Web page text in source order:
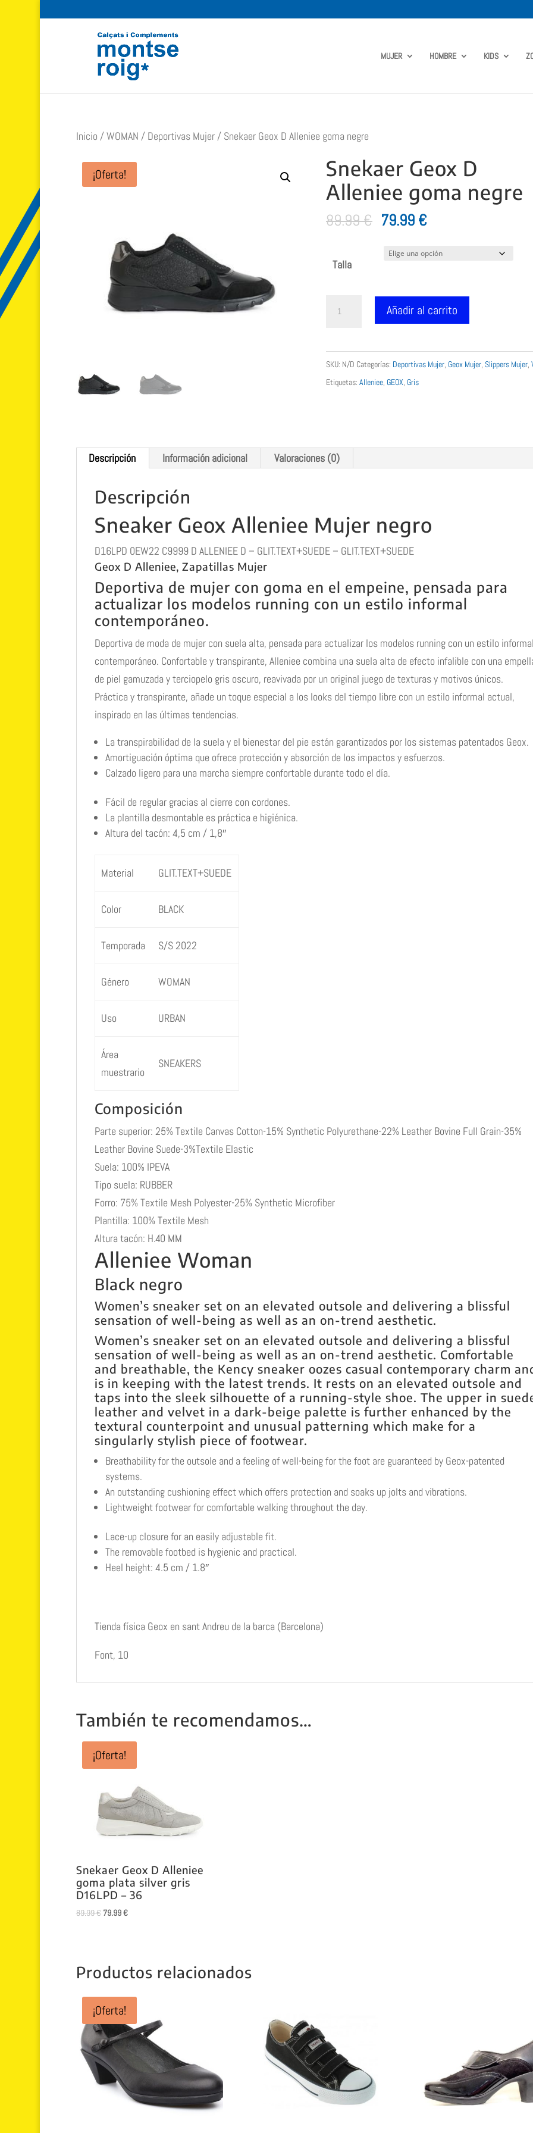
MUJER HOMBRE KIDS
Inicio /WOMAN / Deportivas Mujer/ Snekaer Geox D Alleniee goma negre
¡Oferta!
Snekaer Geox D
Alleniee goma negre
89.99€ El
original
89.99 €.
79.99 €El
actual
79.99 €.
Talla
Añadir al carrito
SKU: N/D Categorías: Deportivas Mujer, Geox Mujer,Slippers Mujer,
Etiquetas:Alleniee, GEOX, Gris
Descripción Información adicional Valoraciones (0)
Descripción
Sneaker Geox Alleniee Mujer negro
D16LPD 0EW22 C9999 D ALLENIEE D – GLIT.TEXT+SUEDE – GLIT.TEXT+SUEDE
Geox D Alleniee, Zapatillas Mujer
Deportiva de mujer con goma en el empeine, pensada para
actualizar los modelos running con un estilo informal
contemporáneo.
Deportiva de moda de mujer con suela alta, pensada para actualizar los modelos running con un estilo
contemporáneo. Confortable y transpirante, Alleniee combina una suela alta de efecto infalible con una
de piel gamuzada y terciopelo gris oscuro, reavivada por un original juego de texturas y motivos únicos.
Práctica y transpirante, añade un toque especial a los looks del tiempo libre con un estilo informal actual,
inspirado en las últimas tendencias.
La transpirabilidad de la suela y el bienestar del pie están garantizados por los sistemas patentados Geox.
Amortiguación óptima que ofrece protección y absorción de los impactos y esfuerzos.
Calzado ligero para una marcha siempre confortable durante todo el día.
Fácil de regular gracias al cierre con cordones.
La plantilla desmontable es práctica e higiénica.
Altura del tacón: 4,5 cm / 1,8″
Material GLIT.TEXT+SUEDE
Color BLACK
Temporada S/S 2022
Género WOMAN
Uso URBAN
Área
muestrario
SNEAKERS
Composición
Parte superior: 25% Textile Canvas Cotton-15% Synthetic Polyurethane-22% Leather Bovine Full Grain-35%
Leather Bovine Suede-3%Textile Elastic
Suela: 100% IPEVA
Tipo suela: RUBBER
Forro: 75% Textile Mesh Polyester-25% Synthetic Microfiber
Plantilla: 100% Textile Mesh
Altura tacón: H.40 MM
Alleniee Woman
Black negro
Women’s sneaker set on an elevated outsole and delivering a blissful
sensation of well-being as well as an on-trend aesthetic.
Women’s sneaker set on an elevated outsole and delivering a blissful
sensation of well-being as well as an on-trend aesthetic. Comfortable
and breathable, the Kency sneaker oozes casual contemporary charm
is in keeping with the latest trends. It rests on an elevated outsole and
taps into the sleek silhouette of a running-style shoe. The upper in
leather and velvet in a dark-beige palette is further enhanced by the
textural counterpoint and unusual patterning which make for a
singularly stylish piece of footwear.
Breathability for the outsole and a feeling of well-being for the foot are guaranteed by Geox-patented
systems.
An outstanding cushioning effect which offers protection and soaks up jolts and vibrations.
Lightweight footwear for comfortable walking throughout the day.
Lace-up closure for an easily adjustable fit.
The removable footbed is hygienic and practical.
Heel height: 4.5 cm / 1.8″
Tienda física Geox en sant Andreu de la barca (Barcelona)
Font, 10
También te recomendamos…
¡Oferta!
Snekaer Geox D Alleniee
goma plata silver gris
D16LPD – 36
89.99€ El
89.99 €.
79.99€El
79.99 €.
Productos relacionados
¡Oferta!